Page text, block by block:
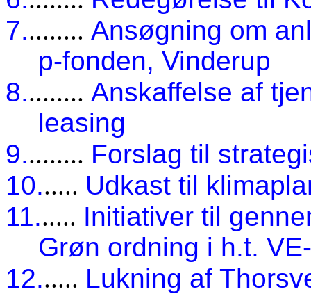
7......... Ansøgning om
p-fonden, Vinderup
8......... Anskaffelse af
leasing
9......... Forslag til
10...... Udkast til
11...... Initiativer til
Grøn ordning i h.t.
12...... Lukning af